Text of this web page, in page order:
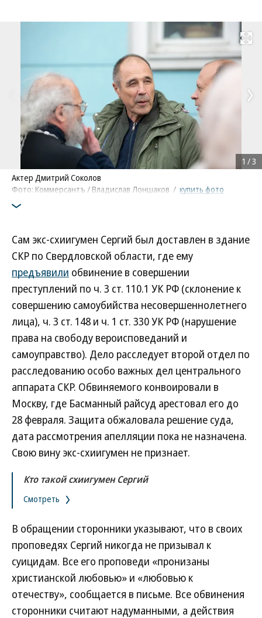
Развернуть
Актер Дмитрий Соколов
Фото: Коммерсантъ / Владислав Лоншаков / купить фото
1 /3
Сам экс-схиигумен Сергий был доставлен в здание
СКР по Свердловской области, где ему
предъявили обвинение в совершении
преступлений по ч. 3 ст. 110.1 УК РФ (склонение к
совершению самоубийства несовершеннолетнего
лица), ч. 3 ст. 148 и ч. 1 ст. 330 УК РФ (нарушение
права на свободу вероисповеданий и
самоуправство). Дело расследует второй отдел по
расследованию особо важных дел центрального
аппарата СКР. Обвиняемого конвоировали в
Москву, где Басманный райсуд арестовал его до
28 февраля. Защита обжаловала решение суда,
дата рассмотрения апелляции пока не назначена.
Свою вину экс-схиигумен не признает.
Кто такой схиигумен Сергий
Смотреть
В обращении сторонники указывают, что в своих
проповедях Сергий никогда не призывал к
суицидам. Все его проповеди «пронизаны
христианской любовью» и «любовью к
отечеству», сообщается в письме. Все обвинения
сторонники считают надуманными, а действия